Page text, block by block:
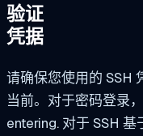
验证
凭据
请确保您使用的 SSH
当前。对于密码登录
entering. 对于 SSH